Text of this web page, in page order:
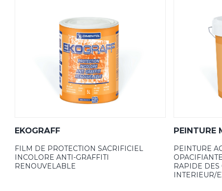
EKOGRAFF
FILM DE PROTECTION SACRIFICIEL
INCOLORE ANTI-GRAFFITI
RENOUVELABLE
PEINTURE
PEINTURE
RAPIDE DES
INTERIEUR/